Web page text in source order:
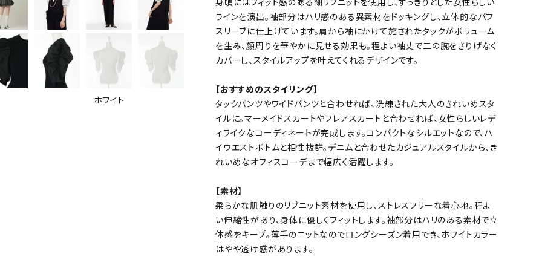
ホワイト
身頃にはフィット感のある細リブニットを使用し、すっきりとした女性らしい
ラインを演出。袖部分はハリ感のある異素材をドッキングし、立体的なパフ
スリーブに仕上げています。肩から袖にかけて施されたタックがボリューム
を生み、顔周りを華やかに見せる効果も。程よい袖丈で二の腕をさりげなく
カバーし、スタイルアップを叶えてくれるデザインです。
【おすすめのスタイリング】
タックパンツやワイドパンツと合わせれば、洗練された大人のきれいめスタ
イルに。マーメイドスカートやフレアスカートと合わせれば、女性らしいレデ
ィライクなコーディネートが完成します。コンパクトなシルエットなので、ハ
イウエストボトムと相性抜群。デニムと合わせたカジュアルスタイルから、き
れいめなオフィスコーデまで幅広く活躍します。
【素材】
柔らかな肌触りのリブニット素材を使用し、ストレスフリーな着心地。程よ
い伸縮性があり、身体に優しくフィットします。袖部分はハリのある素材で立
体感をキープ。薄手のニットなのでロングシーズン着用でき、ホワイトカラー
はやや透け感があります。